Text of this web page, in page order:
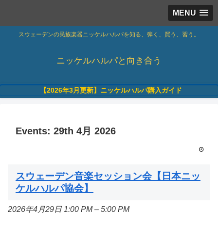
MENU
スウェーデンの民族楽器ニッケルハルパを知る、弾く、買う、習う。
ニッケルハルパと向き合う
【2026年3月更新】ニッケルハルパ購入ガイド
Events: 29th 4月 2026
スウェーデン音楽セッション会【日本ニッ
ケルハルパ協会】
2026年4月29日 1:00 PM– 5:00 PM